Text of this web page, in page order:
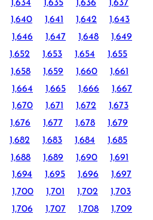
1,634 1,635 1,636
1,637
1,640 1,641 1,642
1,643
1,646 1,647 1,648
1,649
1,652 1,653 1,654
1,655
1,658 1,659 1,660
1,661
1,664 1,665 1,666
1,667
1,670 1,671 1,672
1,673
1,676 1,677 1,678
1,679
1,682 1,683 1,684
1,685
1,688 1,689 1,690
1,691
1,694 1,695 1,696
1,697
1,700 1,701 1,702
1,703
1,706 1,707 1,708
1,709